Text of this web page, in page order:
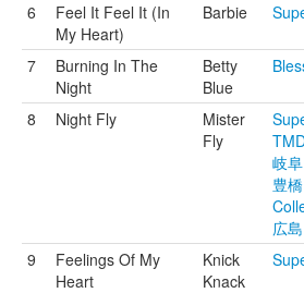
6
Feel It Feel It (In
My Heart)
Barbie
7
Burning In The
Night
Betty
Blue
8 Night Fly
Mister
Fly
岐
豊
広
9
Feelings Of My
Heart
Knick
Knack